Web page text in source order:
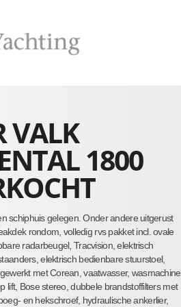
VALK
1800
schiphuis gelegen. Onder andere uitgerust
rondom, volledig rvs pakket incl. ovale
radarbeugel, Tracvision, elektrisch
elektrisch bedienbare stuurstoel,
met Corean, vaatwasser, wasmachine,
lift, Bose stereo, dubbele brandstoffilters met
en hekschroef, hydraulische ankerlier,